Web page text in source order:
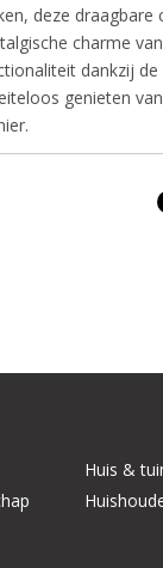
deze draagbare
charme
dankzij de
genieten
Huis &